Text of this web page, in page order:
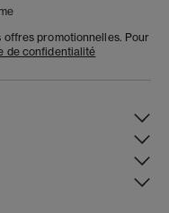
promotionnelles. Pour
de confidentialité